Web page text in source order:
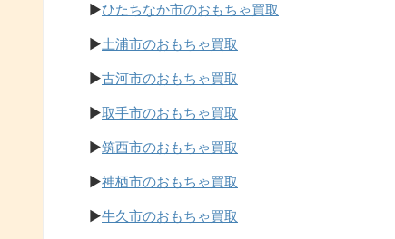
▶ひたちなか市のおもちゃ買取
▶土浦市のおもちゃ買取
▶古河市のおもちゃ買取
▶取手市のおもちゃ買取
▶筑西市のおもちゃ買取
▶神栖市のおもちゃ買取
▶牛久市のおもちゃ買取